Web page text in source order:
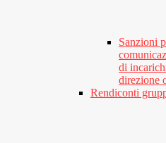
Sanzioni
di
direzione
Rendiconti